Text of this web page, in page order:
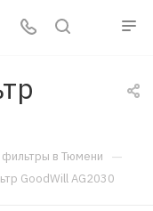
в Тюмени —
GoodWill AG2030